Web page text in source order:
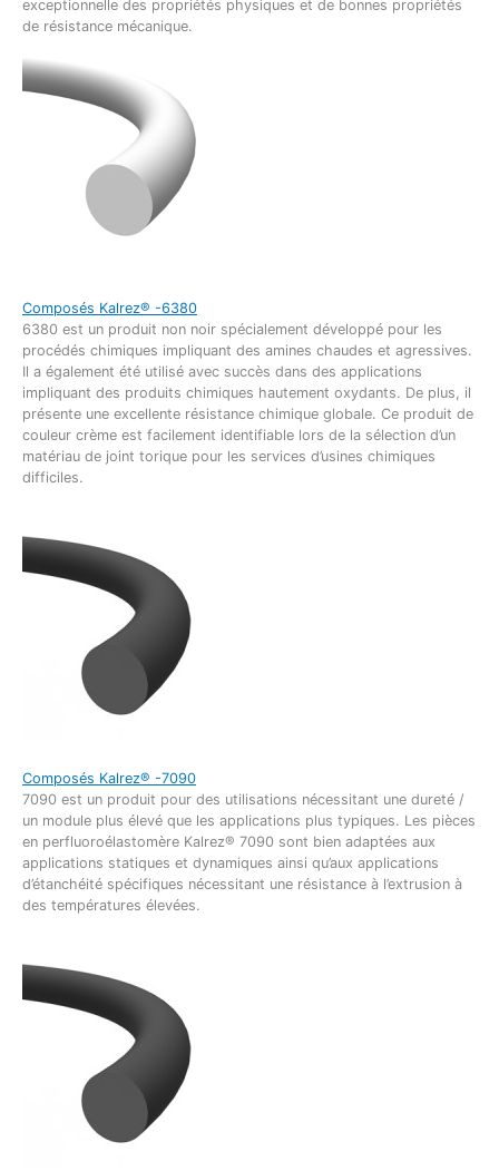
exceptionnelle des propriétés physiques et de bonnes propriétés
de résistance mécanique.
Composés Kalrez® -6380
6380 est un produit non noir spécialement développé pour les
procédés chimiques impliquant des amines chaudes et agressives.
Il a également été utilisé avec succès dans des applications
impliquant des produits chimiques hautement oxydants. De plus, il
présente une excellente résistance chimique globale. Ce produit de
couleur crème est facilement identifiable lors de la sélection d’un
matériau de joint torique pour les services d’usines chimiques
difficiles.
Composés Kalrez® -7090
7090 est un produit pour des utilisations nécessitant une dureté /
un module plus élevé que les applications plus typiques. Les pièces
en perfluoroélastomère Kalrez® 7090 sont bien adaptées aux
applications statiques et dynamiques ainsi qu’aux applications
d’étanchéité spécifiques nécessitant une résistance à l’extrusion à
des températures élevées.